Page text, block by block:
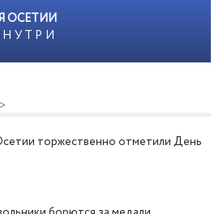
ОСЕТИИ
торжественно отметили День